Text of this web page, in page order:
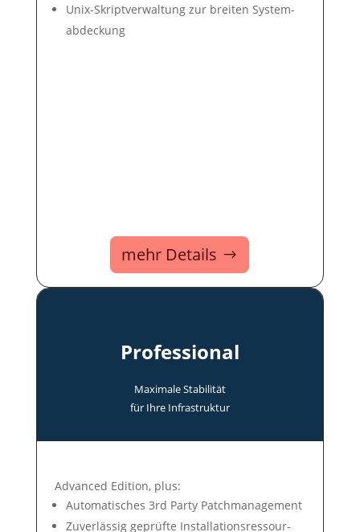
Unix-Skript­ver­wal­tung zur brei­ten Sys­tem­
ab­deck­ung
mehr Details
Professional
Maxi­male Stabi­lität
für Ihre In­fra­struk­tur
Advanced Edition, plus:
Auto­mati­sches 3rd Party Patch­ma­nage­ment
Zuver­lässig ge­prüf­te In­stal­la­tions­res­sour­